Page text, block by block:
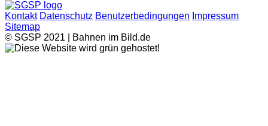
Kontakt Datenschutz Benutzerbedingungen Impressum
Sitemap
© SGSP 2021 | Bahnen im Bild.de